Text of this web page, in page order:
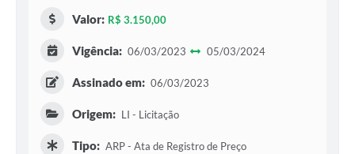
Valor: R$ 3.150,00
Vigência: 06/03/2023 05/03/2024
Assinado em: 06/03/2023
Origem: LI - Licitação
Tipo: ARP - Ata de Registro de Preço